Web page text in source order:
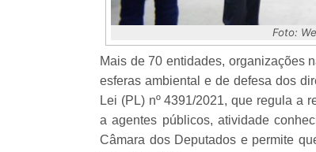
Foto:
Mais de 70 entidades, organizações
esferas ambiental e de defesa dos
Lei (PL) nº 4391/2021, que regula a
a agentes públicos, atividade
Câmara dos Deputados e permite